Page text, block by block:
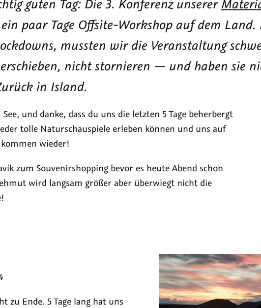
guten Tag: Die 3. Konferenz unserer
paar Tage Offsite-Workshop auf dem
mussten wir die Veranstaltung
nicht stornieren — und haben sie
in Island.
und danke, dass du uns die letzten 5 Tage beherbergt
tolle Naturschauspiele erleben können und uns auf
wieder!
zum Souvenirshopping bevor es heute Abend schon
wird langsam größer aber überwiegt nicht die
zu Ende. 5 Tage lang hat uns